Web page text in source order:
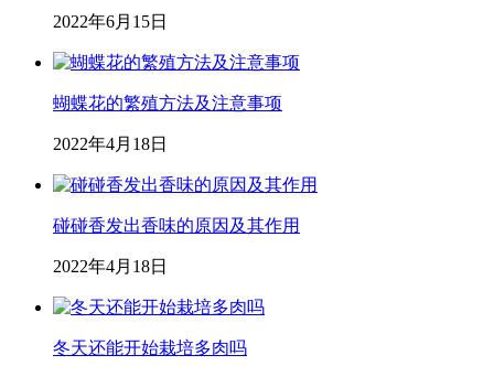
2022年6月15日
蝴蝶花的繁殖方法及注意事项
2022年4月18日
碰碰香发出香味的原因及其作用
2022年4月18日
冬天还能开始栽培多肉吗